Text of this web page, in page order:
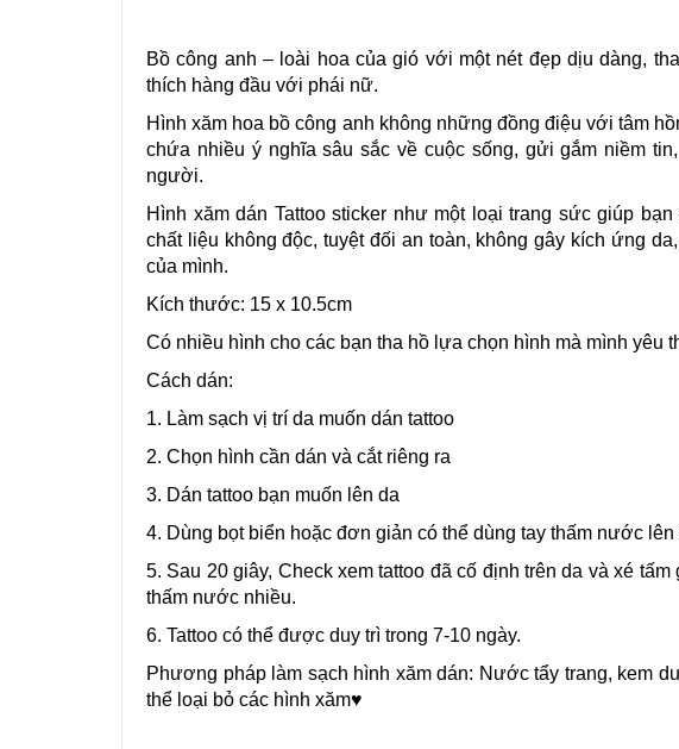
Bồ công anh – loài hoa của gió với một nét đẹp dịu dàng,
thích hàng đầu với phái nữ.
Hình xăm hoa bồ công anh không những đồng điệu với tâm
chứa nhiều ý nghĩa sâu sắc về cuộc sống, gửi gắm niềm
người.
Hình xăm dán Tattoo sticker như một loại trang sức giúp
chất liệu không độc, tuyệt đối an toàn, không gây kích ứng
của mình.
Kích thước: 15 x 10.5cm
Có nhiều hình cho các bạn tha hồ lựa chọn hình mà mình yêu
Cách dán:
1. Làm sạch vị trí da muốn dán tattoo
2. Chọn hình cần dán và cắt riêng ra
3. Dán tattoo bạn muốn lên da
4. Dùng bọt biển hoặc đơn giản có thể dùng tay thấm nước lên
5. Sau 20 giây, Check xem tattoo đã cố định trên da và xé
thấm nước nhiều.
6. Tattoo có thể được duy trì trong 7-10 ngày.
Phương pháp làm sạch hình xăm dán: Nước tẩy trang, kem
thể loại bỏ các hình xăm♥